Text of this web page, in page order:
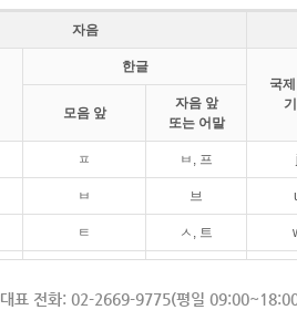
자음
한글
국
모음 앞
자음 앞
또는 어말
ㅍ ㅂ, 프 j
ㅂ 브
ㅌ ㅅ, 트
ㅋ ㄱ, 크
대표 전화: 02-2669-9775(평일